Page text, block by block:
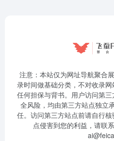
注意：本站仅为网址导航聚合
录时间做基础分类，不对收录
任何担保与背书。用户访问第
全风险，均由第三方站点独立
任。访问第三方站点前请自行
点侵害到您的利益，请联